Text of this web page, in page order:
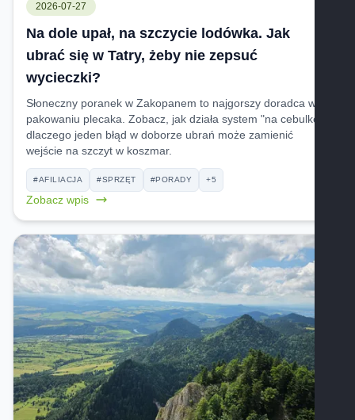
2026-07-27
Na dole upał, na szczycie lodówka. Jak
ubrać się w Tatry, żeby nie zepsuć
wycieczki?
Słoneczny poranek w Zakopanem to najgorszy doradca w
pakowaniu plecaka. Zobacz, jak działa system "na cebulkę" i
dlaczego jeden błąd w doborze ubrań może zamienić
wejście na szczyt w koszmar.
#AFILIACJA #SPRZĘT #PORADY +5
Zobacz wpis